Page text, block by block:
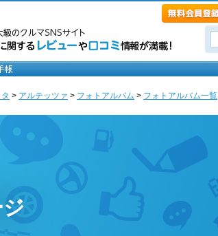
> アルテッツァ > フォトアルバム > フォトアルバム一覧